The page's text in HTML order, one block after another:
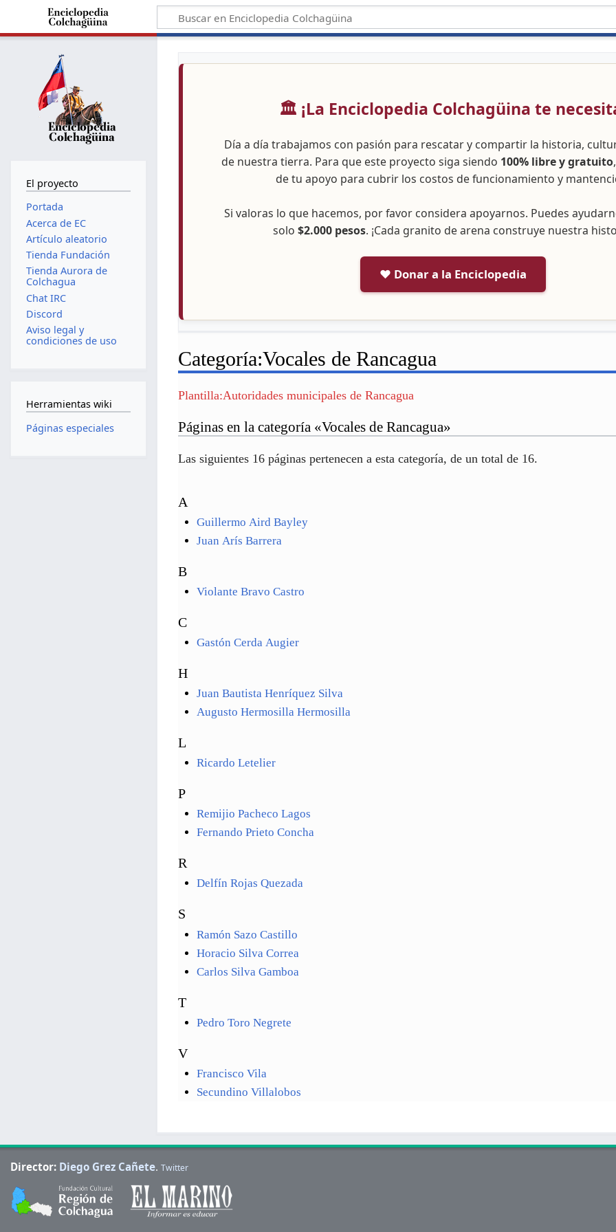
🏛️ ¡La Enciclopedia Colchagüina te
Día a día trabajamos con pasión para rescatar y compartir la historia,
de nuestra tierra. Para que este proyecto siga siendo 100% libre y gratuito
de tu apoyo para cubrir los costos de funcionamiento y
Si valoras lo que hacemos, por favor considera apoyarnos. Puedes
solo $2.000 pesos. ¡Cada granito de arena construye nuestra
❤️ Donar a la Enciclopedia
Categoría:Vocales de Rancagua
Plantilla:Autoridades municipales de Rancagua
Páginas en la categoría «Vocales de Rancagua»
Las siguientes 16 páginas pertenecen a esta categoría, de un total de 16.
A
Guillermo Aird Bayley
Juan Arís Barrera
B
Violante Bravo Castro
C
Gastón Cerda Augier
H
Juan Bautista Henríquez Silva
Augusto Hermosilla Hermosilla
L
Ricardo Letelier
P
Remijio Pacheco Lagos
Fernando Prieto Concha
R
Delfín Rojas Quezada
S
Ramón Sazo Castillo
Horacio Silva Correa
Carlos Silva Gamboa
T
Pedro Toro Negrete
V
Francisco Vila
Secundino Villalobos
El proyecto
Portada
Acerca de EC
Artículo aleatorio
Tienda Fundación
Tienda Aurora de
Colchagua
Chat IRC
Discord
Aviso legal y
condiciones de uso
Herramientas wiki
Páginas especiales
Director: Diego Grez Cañete.Twitter